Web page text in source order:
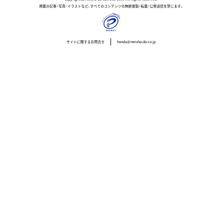
掲載の記事・写真・イラストなど、すべてのコンテンツの無断複製・転載・公衆送信を禁じます。
サイトに関するお問合せ honda@meisho-do.co.jp